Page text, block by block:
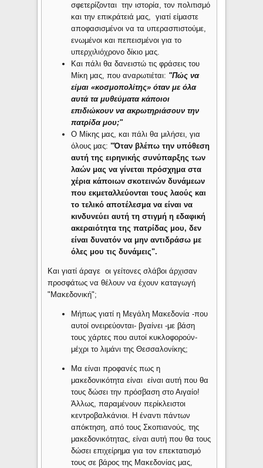
σφετερίζονται την ιστορία, τον πολιτισμό
και την επικράτειά μας, γιατί είμαστε
αποφασισμένοι να τα υπερασπιστούμε,
ενωμένοι και πεπεισμένοι για το
υπερχιλιόχρονο δίκιο μας.
Και πάλι θα δανειστώ τις φράσεις του
Μίκη μας, που αναρωτιέται: "Πώς να
είμαι «κοσμοπολίτης» όταν με όλα
αυτά τα μυθεύματα κάποιοι
επιδιώκουν να ακρωτηριάσουν την
πατρίδα μου;"
Ο Μίκης μας, και πάλι θα μιλήσει, για
όλους μας: "Όταν βλέπω την υπόθεση
αυτή της ειρηνικής συνύπαρξης των
λαών μας να γίνεται πρόσχημα στα
χέρια κάποιων σκοτεινών δυνάμεων
που εκμεταλλεύονται τους λαούς και
το τελικό αποτέλεσμα να είναι να
κινδυνεύει αυτή τη στιγμή η εδαφική
ακεραιότητα της πατρίδας μου, δεν
είναι δυνατόν να μην αντιδράσω με
όλες μου τις δυνάμεις".
Και γιατί άραγε οι γείτονες σλάβοι άρχισαν
προσφάτως να θέλουν να έχουν καταγωγή
"Μακεδονική";
Μήπως γιατί η Μεγάλη Μακεδονία -που
αυτοί ονειρεύονται- βγαίνει -με βάση
τους χάρτες που αυτοί κυκλοφορούν-
μέχρι το λιμάνι της Θεσσαλονίκης;
Μα είναι προφανές πως η
μακεδονικότητα είναι είναι αυτή που θα
τους δώσει την πρόσβαση στο Αιγαίο!
Άλλως, παραμένουν περίκλειστοι
κεντροβαλκάνιοι. Η έναντι πάντων
απόκτηση, από τους Σκοπιανούς, της
μακεδονικότητας, είναι αυτή που θα τους
δώσει επιχείρημα για τον επεκτατισμό
τους σε βάρος της Μακεδονίας μας,